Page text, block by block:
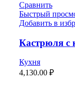
Сравнить
Быстрый
Добавить в
Кастрюля с
Кухня
4,130.00 ₽